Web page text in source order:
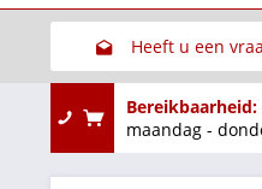
Heeft u een
Link naar het
maandag -